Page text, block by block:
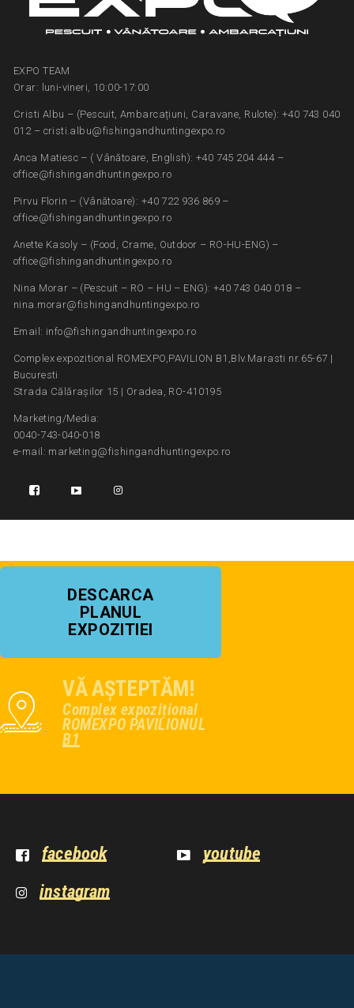
EXPO TEAM
Orar: luni-vineri, 10:00-17:00
Cristi Albu – (Pescuit, Ambarcațiuni, Caravane, Rulote): +40 743 040
012 – cristi.albu@fishingandhuntingexpo.ro
Anca Matiesc – ( Vânătoare, English): +40 745 204 444 –
office@fishingandhuntingexpo.ro
Pirvu Florin – (Vânătoare): +40 722 936 869 –
office@fishingandhuntingexpo.ro
Anette Kasoly – (Food, Crame, Outdoor – RO-HU-ENG) –
office@fishingandhuntingexpo.ro
Nina Morar – (Pescuit – RO – HU – ENG): +40 743 040 018 –
nina.morar@fishingandhuntingexpo.ro
Email: info@fishingandhuntingexpo.ro
Complex expozitional ROMEXPO,PAVILION B1,Blv.Marasti nr.65-67 |
Bucuresti
Strada Călărașilor 15 | Oradea, RO-410195
Marketing/Media:
0040-743-040-018
e-mail: marketing@fishingandhuntingexpo.ro
DESCARCA
PLANUL
EXPOZITIEI
VĂ AȘTEPTĂM!
Complex expozițional
ROMEXPO PAVILIONUL
B1
facebook
youtube
instagram